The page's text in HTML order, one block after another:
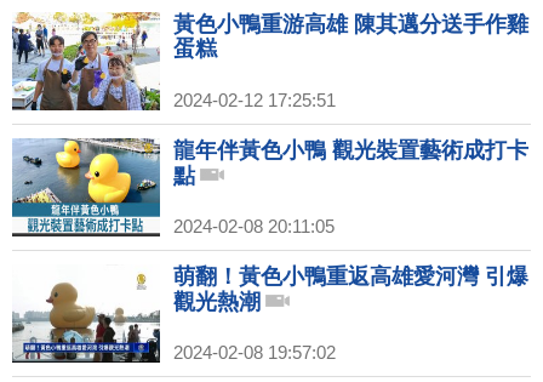
黃色小鴨重游高雄 陳其邁分送手作雞
蛋糕
2024-02-12 17:25:51
龍年伴黃色小鴨 觀光裝置藝術成打卡
點
2024-02-08 20:11:05
萌翻！黃色小鴨重返高雄愛河灣 引爆
觀光熱潮
2024-02-08 19:57:02